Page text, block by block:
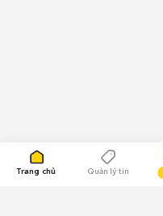
Trang chủ Quản lý tin